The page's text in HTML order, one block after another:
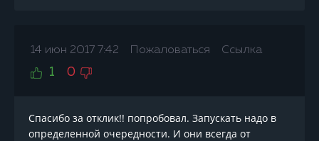
14 июн 2017 7:42 Пожаловаться Ссылка
1 0
Спасибо за отклик!! попробовал. Запускать надо в
определенной очередности. И они всегда от